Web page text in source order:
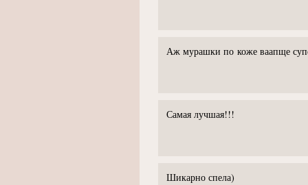
Аж мурашки по коже ваапще
Самая лучшая!!!
Шикарно спела)